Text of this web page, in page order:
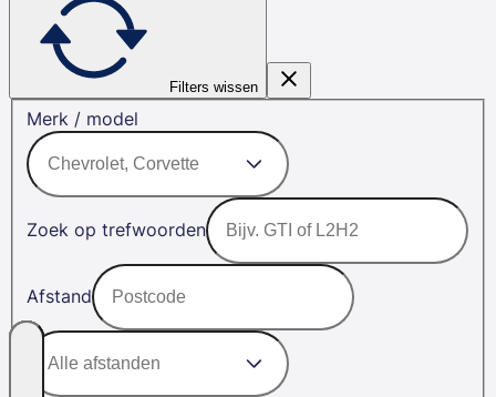
Filters wissen
Merk / model
Zoek op trefwoorden
Afstand